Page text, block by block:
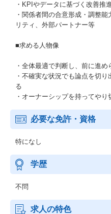
・KPIやデータに基づく改善
・関係者間の合意形成・調整
リティ、外部パートナー等
■求める人物像
・全体最適で判断し、前に進め
・不確実な状況でも論点を切
る
・オーナーシップを持ってやり
必要な免許・資格
特になし
学歴
不問
求人の特色